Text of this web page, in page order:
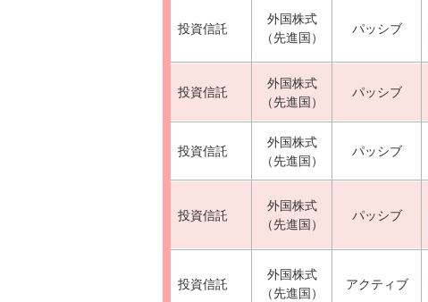
投資信託
外国株式
（先進国）
パッシブ
投資信託
外国株式
（先進国）
パッシブ
投資信託
外国株式
（先進国）
パッシブ
投資信託
外国株式
（先進国）
パッシブ
投資信託
外国株式
（先進国）
アクティブ